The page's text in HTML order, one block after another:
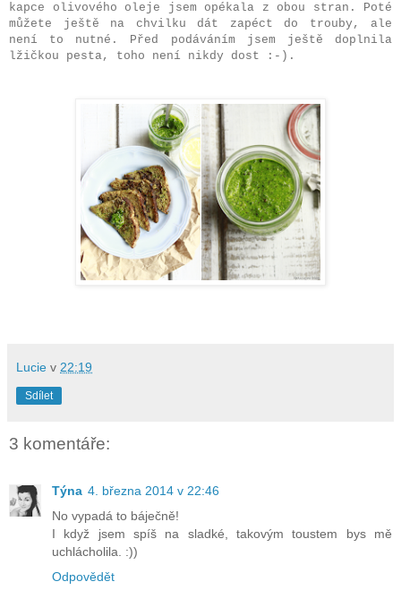
kapce olivového oleje jsem opékala z obou stran. Poté
můžete ještě na chvilku dát zapéct do trouby, ale
není to nutné. Před podáváním jsem ještě doplnila
lžičkou pesta, toho není nikdy dost :-).
Lucie v 22:19
Sdílet
3 komentáře:
Týna 4. března 2014 v 22:46
No vypadá to báječně!
I když jsem spíš na sladké, takovým toustem bys mě
uchlácholila. :))
Odpovědět